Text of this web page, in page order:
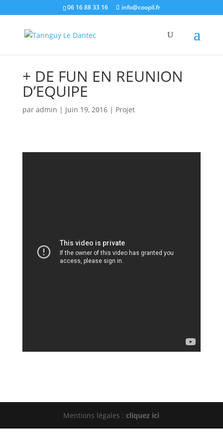
06 16 88 33 16 info@coopil.fr
+ DE FUN EN REUNION
D’EQUIPE
par admin | Juin 19, 2016| Projet
Mentions légales :cliquez ici